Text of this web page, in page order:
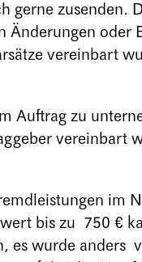
gerne zusenden.
oder
vereinbart
Auftrag zu
vereinbart
im
bis zu 750 €
es wurde anders